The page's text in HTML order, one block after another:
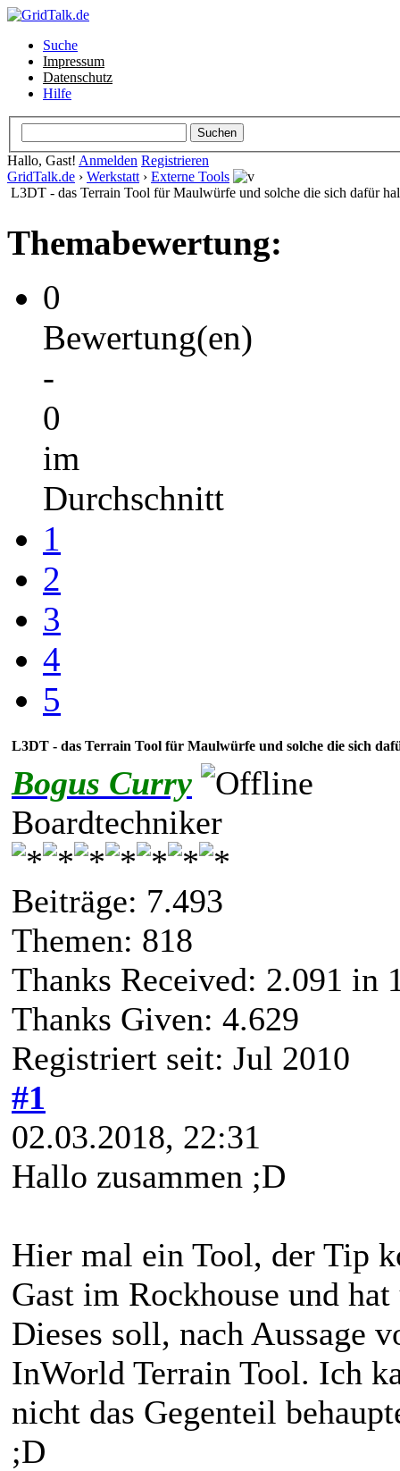
Suche
Impressum
Datenschutz
Hilfe
Hallo, Gast! Anmelden Registrieren
GridTalk.de › Werkstatt › Externe Tools
L3DT - das Terrain Tool für Maulwürfe und solche die sich dafür
Themabewertung:
0
Bewertung(en)
-
0
im
Durchschnitt
1
2
3
4
5
L3DT - das Terrain Tool für Maulwürfe und solche die sich
Bogus Curry
Boardtechniker
Beiträge: 7.493
Themen: 818
Thanks Received: 2.091 in
Thanks Given: 4.629
Registriert seit: Jul 2010
#1
02.03.2018, 22:31
Hallo zusammen ;D
Hier mal ein Tool, der Tip
Gast im Rockhouse und
Dieses soll, nach Aussage
InWorld Terrain Tool. Ich
nicht das Gegenteil
;D